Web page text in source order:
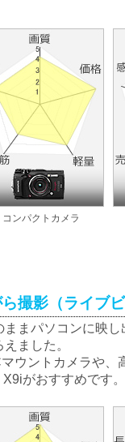
コンパクトカメラ
撮影（ライブビ
まパソコンに映
ました。
ウントカメラや
がおすすめです。